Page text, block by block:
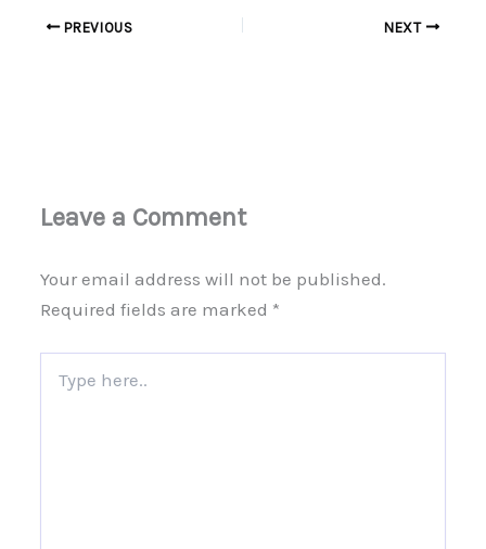
PREVIOUS NEXT
Leave a Comment
Your email address will not be published.
Required fields are marked *
here..